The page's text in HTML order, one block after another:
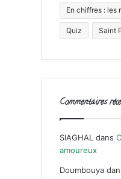
En chiffres : les
Quiz Saint
Commentaires
SIAGHAL dans
amoureux
Doumbouya